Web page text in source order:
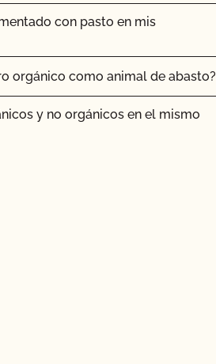
con pasto en mis
orgánico como animal de abasto?
y no orgánicos en el mismo